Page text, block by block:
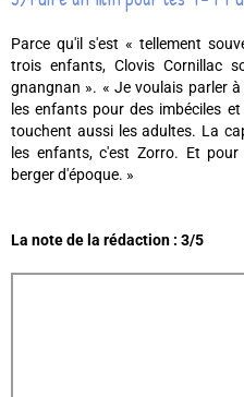
Parce qu'il s'est « tellement
trois enfants, Clovis Cornillac
gnangnan ». « Je voulais parler
les enfants pour des imbéciles
touchent aussi les adultes. La
les enfants, c'est Zorro. Et
berger d'époque. »
La note de la rédaction : 3/5